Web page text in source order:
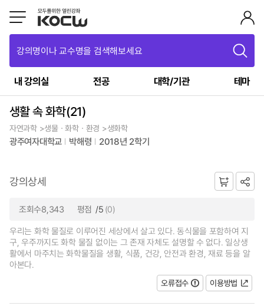
강의명이나 교수명을 검색해보세요
내 강의실 전공 대학/기관 테마
생활 속 화학(21)
자연과학 >생물ㆍ화학ㆍ환경 >생화학
광주여자대학교 박해령 2018년 2학기
강의상세
조회수8,343 평점 /5 (0)
우리는 화학 물질로 이루어진 세상에서 살고 있다. 동식물을 포함하여 지
구, 우주까지도 화학 물질 없이는 그 존재 자체도 설명할 수 없다. 일상생
활에서 마주치는 화학물질을 생활, 식품, 건강, 안전과 환경, 재료 등을 알
아본다.
오류접수
이용방법